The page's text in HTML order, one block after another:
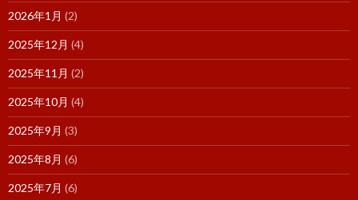
2026年1月 (2)
2025年12月 (4)
2025年11月 (2)
2025年10月 (4)
2025年9月 (3)
2025年8月 (6)
2025年7月 (6)